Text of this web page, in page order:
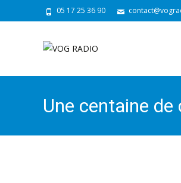
05 17 25 36 90
Une centaine